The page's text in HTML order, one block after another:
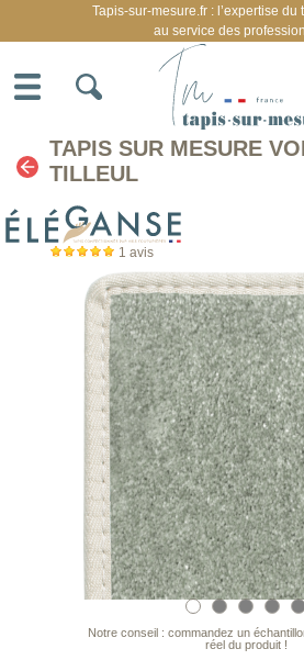
TAPIS SUR MESURE
TILLEUL
1 avis
Notre conseil : commandez un
réel du produit !
Tapis-sur-mesure.fr : l’expertise du
au service des